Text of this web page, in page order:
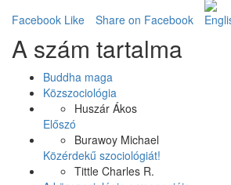
Facebook Like
Share on Facebook
A szám tartalma
Buddha maga
Közszociológia
Huszár Ákos
Előszó
Burawoy Michael
Közérdekű szociológiát!
Tittle Charles R.